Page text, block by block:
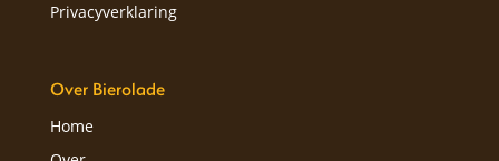
Privacyverklaring
Over Bierolade
Home